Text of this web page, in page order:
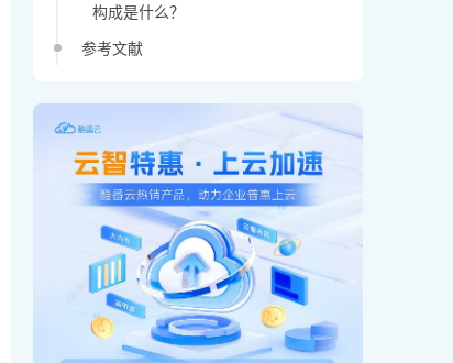
构成是什么？
参考文献